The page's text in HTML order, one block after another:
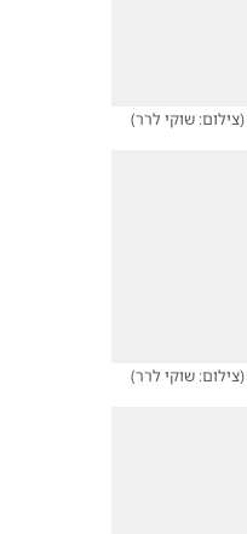
(צילום: שוקי לרר)
(צילום: שוקי לרר)